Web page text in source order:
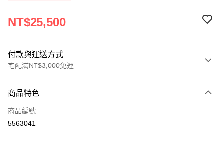
NT$25,500
付款與運送方式
宅配滿NT$3,000免運
信用卡一次付款
信用卡分期付款
商品特色
商品編號
5563041